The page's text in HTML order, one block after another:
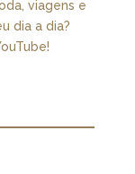
viagens e
dia a dia?